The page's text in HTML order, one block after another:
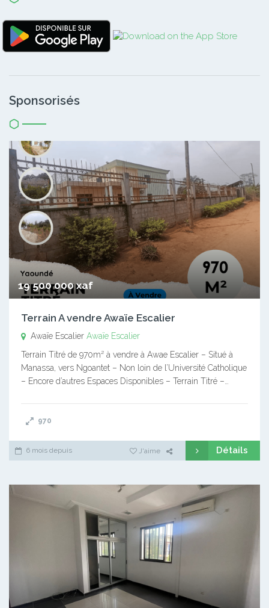
Sponsorisés
19 500 000 xaf
Terrain A vendre Awaïe Escalier
Awaïe Escalier Awaïe Escalier
Terrain Titré de 970m² à vendre à Awae Escalier – Situé à
Manassa, vers Ngoantet – Non loin de l’Université Catholique
– Encore d’autres Espaces Disponibles – Terrain Titré –…
970
6 mois depuis J'aime Détails